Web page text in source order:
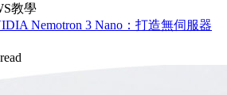
教學
Nemotron 3 Nano：打造無伺服器